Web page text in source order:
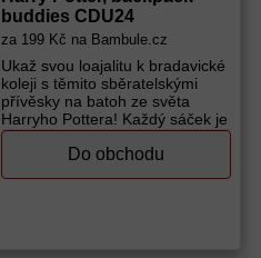
Výrobce (značka):Paladone
buddies CDU24
za 199 Kč na Bambule.cz
Ukaž svou loajalitu k bradavické
koleji s těmito sběratelskými
přívěsky na batoh ze světa
Harryho Pottera! Každý sáček je
překvapením – uvnitř se
nachází jedna mini figurka
oblíbené postavy, kterou si
Do obchodu